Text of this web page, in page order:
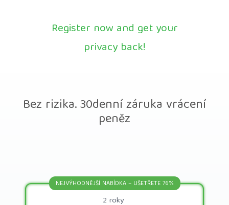
Register now and get your
privacy back!
Bez rizika. 30denní záruka vrácení
peněz
NEJVÝHODNĚJŠÍ NABÍDKA – UŠETŘETE 76%
2 roky